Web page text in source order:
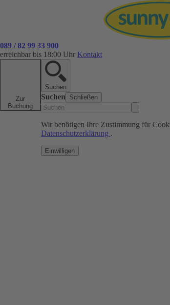
089 / 82 99 33 900
erreichbar bis 18:00 Uhr Kontakt
Zur
Buchung
Suchen
Suchen Schließen
Wir benötigen Ihre Zustimmung für
Datenschutzerklärung .
Einwilligen